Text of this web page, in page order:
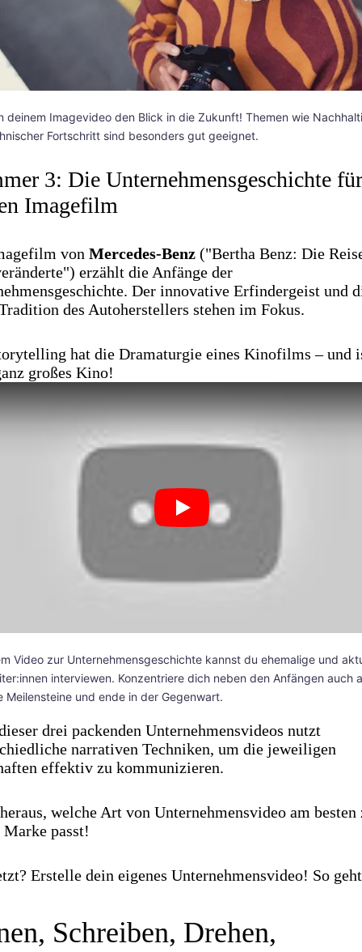
deinem Imagevideo den Blick in die Zukunft! Themen wie
Fortschritt sind besonders gut geeignet.
3: Die Unternehmensgeschichte für
Imagefilm
von Mercedes-Benz("Bertha Benz: Die
erzählt die Anfänge der
Der innovative Erfindergeist und
des Autoherstellers stehen im Fokus.
hat die Dramaturgie eines Kinofilms – und
großes Kino!
Play
Video zur Unternehmensgeschichte kannst du ehemalige und
interviewen. Konzentriere dich neben den Anfängen auch
Meilensteine und ende in der Gegenwart.
drei packenden Unternehmensvideos nutzt
narrativen Techniken, um die jeweiligen
effektiv zu kommunizieren.
welche Art von Unternehmensvideo am besten
passt!
Erstelle dein eigenes Unternehmensvideo! So
Schreiben, Drehen,